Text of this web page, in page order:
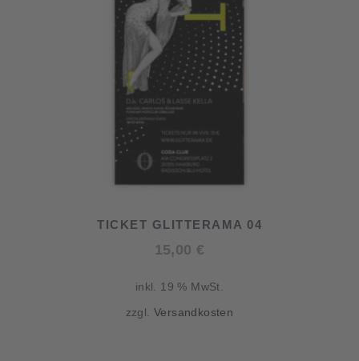
TICKET GLITTERAMA 04
15,00 €
inkl. 19 % MwSt.
zzgl.Versandkosten